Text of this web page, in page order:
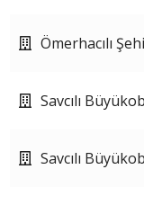
Ömerhacılı
Savcılı
Savcılı